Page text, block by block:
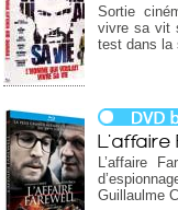
Sortie
vivre sa vit
test dans la
L'affaire
L’affaire
Guillaulme